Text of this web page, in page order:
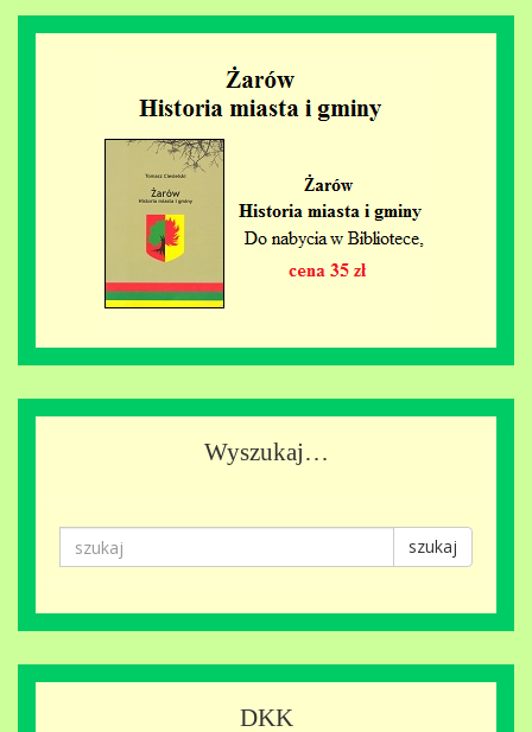
Wyszukaj…
szukaj
DKK